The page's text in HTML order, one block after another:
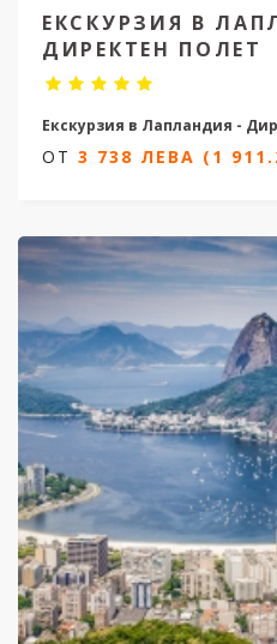
ЕКСКУРЗИЯ В
ДИРЕКТЕН ПОЛЕТ
Екскурзия в Лапландия -
5 дни / 4 нощувки
ОТ 3 738 ЛЕВА (1
ОТ 3 738 ЛЕВА (1